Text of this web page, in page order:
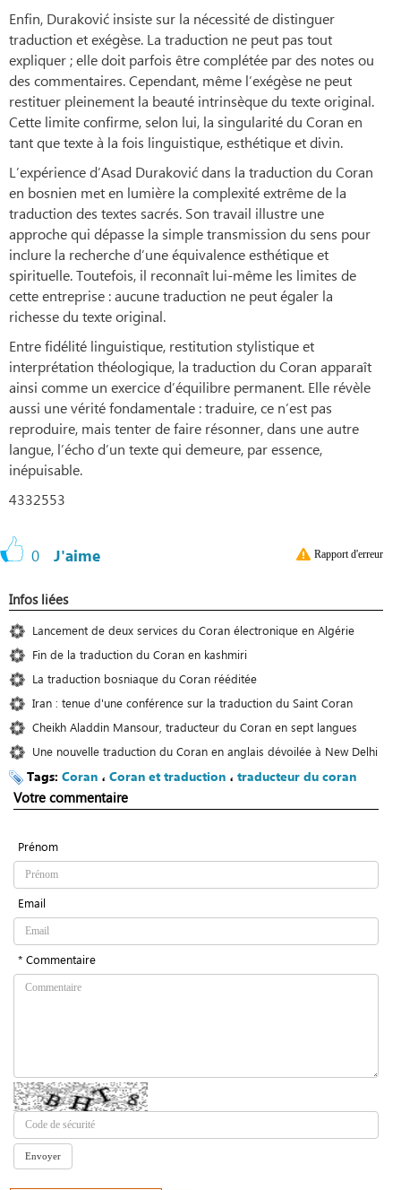
Enfin, Duraković insiste sur la nécessité de distinguer
traduction et exégèse. La traduction ne peut pas tout
expliquer ; elle doit parfois être complétée par des notes ou
des commentaires. Cependant, même l’exégèse ne peut
restituer pleinement la beauté intrinsèque du texte original.
Cette limite confirme, selon lui, la singularité du Coran en
tant que texte à la fois linguistique, esthétique et divin.
L’expérience d’Asad Duraković dans la traduction du Coran
en bosnien met en lumière la complexité extrême de la
traduction des textes sacrés. Son travail illustre une
approche qui dépasse la simple transmission du sens pour
inclure la recherche d’une équivalence esthétique et
spirituelle. Toutefois, il reconnaît lui-même les limites de
cette entreprise : aucune traduction ne peut égaler la
richesse du texte original.
Entre fidélité linguistique, restitution stylistique et
interprétation théologique, la traduction du Coran apparaît
ainsi comme un exercice d’équilibre permanent. Elle révèle
aussi une vérité fondamentale : traduire, ce n’est pas
reproduire, mais tenter de faire résonner, dans une autre
langue, l’écho d’un texte qui demeure, par essence,
inépuisable.
4332553
0 J'aime Rapport d'erreur
Infos liées
Lancement de deux services du Coran électronique en Algérie
Fin de la traduction du Coran en kashmiri
La traduction bosniaque du Coran rééditée
Iran : tenue d'une conférence sur la traduction du Saint Coran
Cheikh Aladdin Mansour, traducteur du Coran en sept langues
Une nouvelle traduction du Coran en anglais dévoilée à New Delhi
Tags: Coran ، Coran et traduction ، traducteur du coran
Votre commentaire
Prénom
Email
* Commentaire